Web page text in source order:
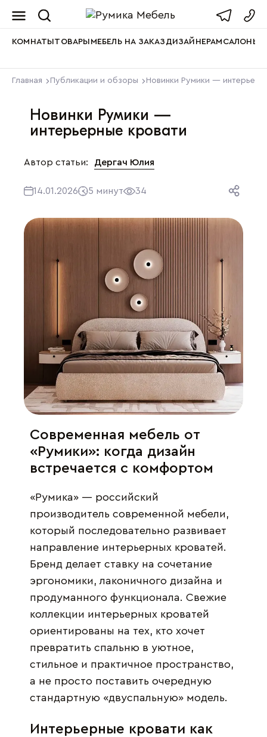
Мебель от
КОМНАТЫ ТОВАРЫ МЕБЕЛЬ НА ЗАКАЗ ДИЗАЙНЕРАМ САЛОНЫ
Главная Публикации и обзоры Новинки Румики —
Новинки Румики —
интерьерные кровати
Автор статьи: Дергач Юлия
14.01.2026 5 минут 34
Современная мебель от
«Румики»: когда дизайн
встречается с комфортом
«Румика» — российский
производитель современной мебели,
который последовательно развивает
направление интерьерных кроватей.
Бренд делает ставку на сочетание
эргономики, лаконичного дизайна и
продуманного функционала. Свежие
коллекции интерьерных кроватей
ориентированы на тех, кто хочет
превратить спальню в уютное,
стильное и практичное пространство,
а не просто поставить очередную
стандартную «двуспальную» модель.
Интерьерные кровати как